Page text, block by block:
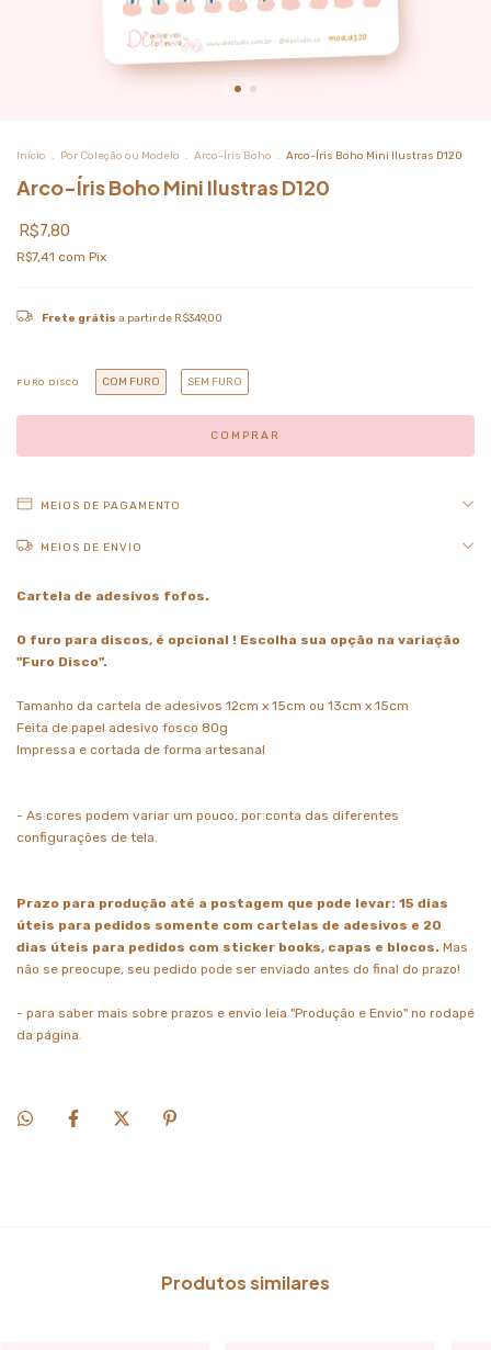
Início . Por Coleção ou Modelo . Arco-Íris Boho . Arco-Íris Boho Mini Ilustras D120
Arco-Íris Boho Mini Ilustras D120
R$7,80
R$7,41 com Pix
Frete grátis a partir de R$349,00
FURO DISCO COM FURO SEM FURO
MEIOS DE PAGAMENTO
MEIOS DE ENVIO
Cartela de adesivos fofos.
O furo para discos, é opcional ! Escolha sua opção na variação
"Furo Disco".
Tamanho da cartela de adesivos 12cm x 15cm ou 13cm x 15cm
Feita de papel adesivo fosco 80g
Impressa e cortada de forma artesanal
- As cores podem variar um pouco, por conta das diferentes
configurações de tela.
Prazo para produção até a postagem que pode levar: 15 dias
úteis para pedidos somente com cartelas de adesivos e 20
dias úteis para pedidos com sticker books, capas e blocos. Mas
não se preocupe, seu pedido pode ser enviado antes do final do prazo!
- para saber mais sobre prazos e envio leia "Produção e Envio" no rodapé
da página.
Produtos similares